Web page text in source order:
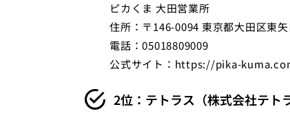
ピカくま 大田営業所
住所：〒146-0094 東京都大田区東
電話：05018809009
公式サイト： https://pika-
2位：テトラス（株式会社テト